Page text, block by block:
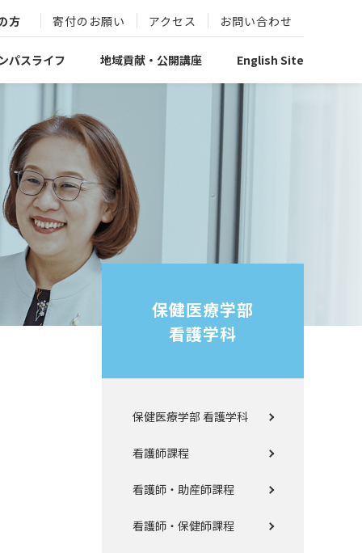
方 寄付のお願い アクセス お問い合わせ
パスライフ 地域貢献・公開講座 English Site
保健医療学部
看護学科
保健医療学部 看護学科
看護師課程
看護師・助産師課程
看護師・保健師課程